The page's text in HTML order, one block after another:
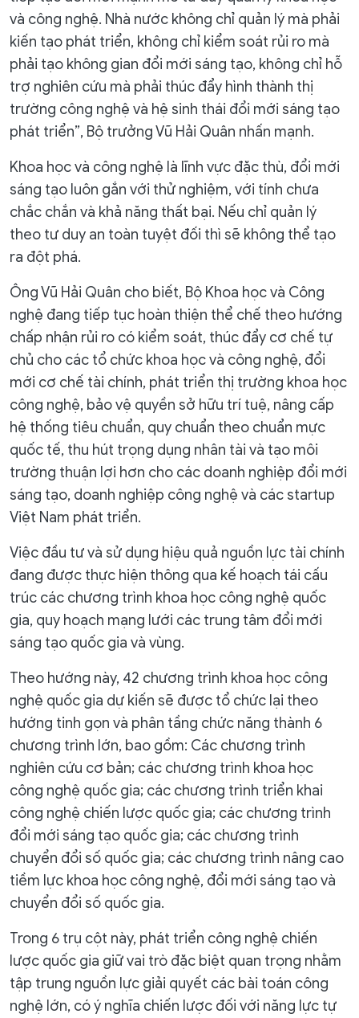
và công nghệ. Nhà nước không chỉ quản lý mà phải
kiến tạo phát triển, không chỉ kiểm soát rủi ro mà
phải tạo không gian đổi mới sáng tạo, không chỉ hỗ
trợ nghiên cứu mà phải thúc đẩy hình thành thị
trường công nghệ và hệ sinh thái đổi mới sáng tạo
phát triển”, Bộ trưởng Vũ Hải Quân nhấn mạnh.
Khoa học và công nghệ là lĩnh vực đặc thù, đổi mới
sáng tạo luôn gắn với thử nghiệm, với tính chưa
chắc chắn và khả năng thất bại. Nếu chỉ quản lý
theo tư duy an toàn tuyệt đối thì sẽ không thể tạo
ra đột phá.
Ông Vũ Hải Quân cho biết, Bộ Khoa học và Công
nghệ đang tiếp tục hoàn thiện thể chế theo hướng
chấp nhận rủi ro có kiểm soát, thúc đẩy cơ chế tự
chủ cho các tổ chức khoa học và công nghệ, đổi
mới cơ chế tài chính, phát triển thị trường khoa học
công nghệ, bảo vệ quyền sở hữu trí tuệ, nâng cấp
hệ thống tiêu chuẩn, quy chuẩn theo chuẩn mực
quốc tế, thu hút trọng dụng nhân tài và tạo môi
trường thuận lợi hơn cho các doanh nghiệp đổi mới
sáng tạo, doanh nghiệp công nghệ và các startup
Việt Nam phát triển.
Việc đầu tư và sử dụng hiệu quả nguồn lực tài chính
đang được thực hiện thông qua kế hoạch tái cấu
trúc các chương trình khoa học công nghệ quốc
gia, quy hoạch mạng lưới các trung tâm đổi mới
sáng tạo quốc gia và vùng.
Theo hướng này, 42 chương trình khoa học công
nghệ quốc gia dự kiến sẽ được tổ chức lại theo
hướng tinh gọn và phân tầng chức năng thành 6
chương trình lớn, bao gồm: Các chương trình
nghiên cứu cơ bản; các chương trình khoa học
công nghệ quốc gia; các chương trình triển khai
công nghệ chiến lược quốc gia; các chương trình
đổi mới sáng tạo quốc gia; các chương trình
chuyển đổi số quốc gia; các chương trình nâng cao
tiềm lực khoa học công nghệ, đổi mới sáng tạo và
chuyển đổi số quốc gia.
Trong 6 trụ cột này, phát triển công nghệ chiến
lược quốc gia giữ vai trò đặc biệt quan trọng nhằm
tập trung nguồn lực giải quyết các bài toán công
nghệ lớn, có ý nghĩa chiến lược đối với năng lực tự